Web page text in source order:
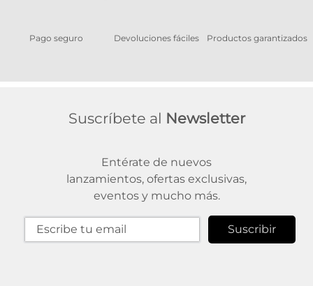
Pago seguro Devoluciones fáciles Productos garantizados
Suscríbete al Newsletter
Entérate de nuevos
lanzamientos, ofertas exclusivas,
eventos y mucho más.
Suscribir